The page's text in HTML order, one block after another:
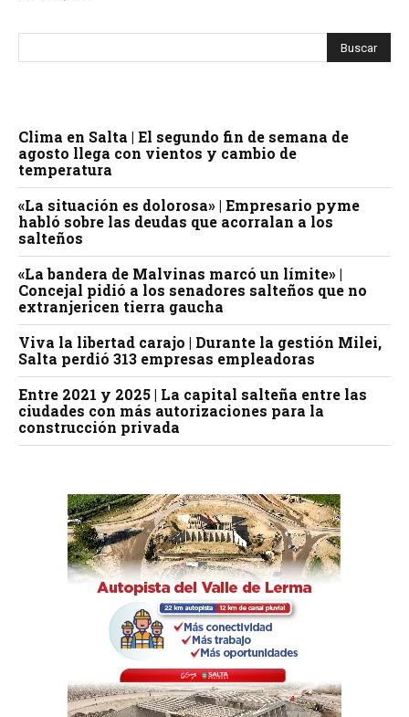
Clima en Salta | El segundo fin de semana de
agosto llega con vientos y cambio de
temperatura
«La situación es dolorosa» | Empresario pyme
habló sobre las deudas que acorralan a los
salteños
«La bandera de Malvinas marcó un límite» |
Concejal pidió a los senadores salteños que no
extranjericen tierra gaucha
Viva la libertad carajo | Durante la gestión Milei,
Salta perdió 313 empresas empleadoras
Entre 2021 y 2025 | La capital salteña entre las
ciudades con más autorizaciones para la
construcción privada